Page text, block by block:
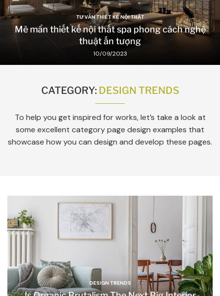
TƯ VẤN THIẾT KẾ NỘI THẤT
Mê mẩn thiết kế nội thất spa phong cách nghệ
thuật ấn tượng
10/09/2023
CATEGORY: DESIGN TRENDS
To help you get inspired for works, let’s take a look at
some excellent category page design examples that
showcase how you can design and develop these pages.
DESIGN TRENDS